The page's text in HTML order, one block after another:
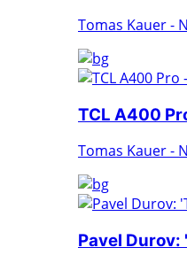
Tomas Kauer -
TCL A400
Tomas Kauer -
Pavel